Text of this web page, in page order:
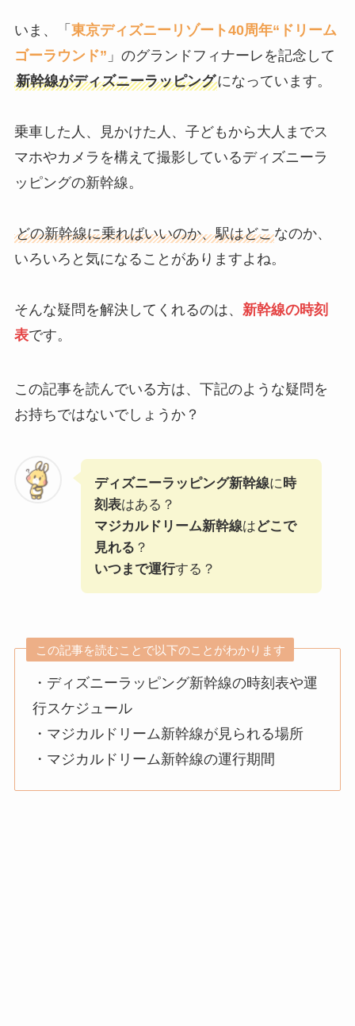
いま、「 東京ディズニーリゾート40周年“ドリーム
ゴーラウンド” 」のグランドフィナーレを記念して
新幹線がディズニーラッピングになっています。
乗車した人、見かけた人、子どもから大人までス
マホやカメラを構えて撮影しているディズニーラ
ッピングの新幹線。
どの新幹線に乗ればいいのか、駅はどこなのか、
いろいろと気になることがありますよね。
そんな疑問を解決してくれるのは、 新幹線の時刻
表です。
この記事を読んでいる方は、下記のような疑問を
お持ちではないでしょうか？
ディズニーラッピング新幹線に 時
刻表はある？
マジカルドリーム新幹線はどこで
見れる ？
いつまで運行する？
この記事を読むことで以下のことがわかります
・ディズニーラッピング新幹線の時刻表や運
行スケジュール
・マジカルドリーム新幹線が見られる場所
・マジカルドリーム新幹線の運行期間